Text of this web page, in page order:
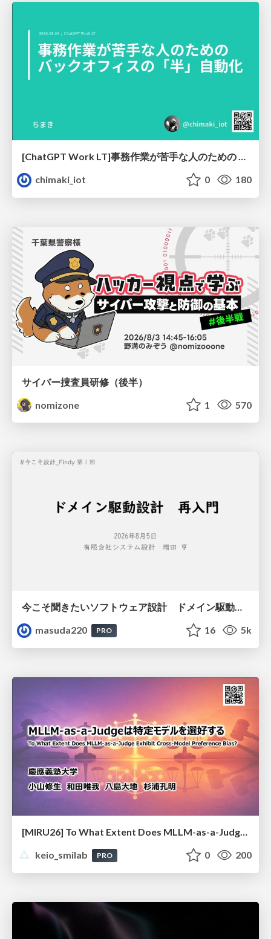
[ChatGPT Work LT]事務作業が苦手な人のための バックオフィスの「半」自動化
chimaki_iot
0 180
サイバー捜査員研修（後半）
nomizone
1 570
今こそ聞きたいソフトウェア設計 ドメイン駆動設計再入門
masuda220
PRO 16 5k
[MIRU26] To What Extent Does MLLM-as-a-Judge Exhibit Cross-Model Preference Bias?
keio_smilab
PRO 0 200